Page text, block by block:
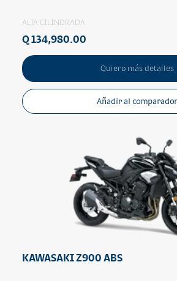
ALTA CILINDRADA
Q 134,980.00
Quiero más detalles
Añadir al comparador
KAWASAKI Z900 ABS